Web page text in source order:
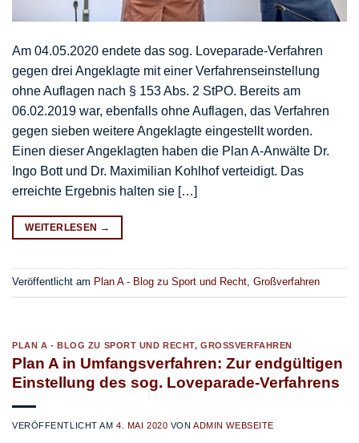
Am 04.05.2020 endete das sog. Loveparade-Verfahren
gegen drei Angeklagte mit einer Verfahrenseinstellung
ohne Auflagen nach § 153 Abs. 2 StPO. Bereits am
06.02.2019 war, ebenfalls ohne Auflagen, das Verfahren
gegen sieben weitere Angeklagte eingestellt worden.
Einen dieser Angeklagten haben die Plan A-Anwälte Dr.
Ingo Bott und Dr. Maximilian Kohlhof verteidigt. Das
erreichte Ergebnis halten sie […]
WEITERLESEN →
Veröffentlicht am Plan A - Blog zu Sport und Recht, Großverfahren
PLAN A - BLOG ZU SPORT UND RECHT,GROSSVERFAHREN
Plan A in Umfangsverfahren: Zur endgültigen
Einstellung des sog. Loveparade-Verfahrens
VERÖFFENTLICHT AM4. MAI 2020 VONADMIN WEBSEITE